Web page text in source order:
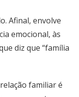
Afinal, envolve
emocional, às
diz que “família
familiar é